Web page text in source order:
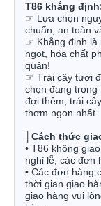
T86 khẳng
☞ Lựa chọn
chuẩn, an toàn
☞ Khẳng định
ngọt, hóa chất
quản!
☞ Trái cây tươi
chọn đang
đợi thêm, trái
thơm ngon nhất.
Cách thức
• T86 không
nghỉ lễ, các đơn
• Các đơn hàng
thời gian giao
giao hàng vui